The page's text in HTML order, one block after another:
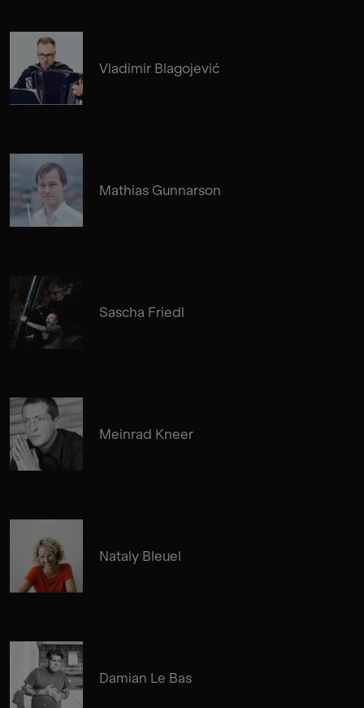
Vladimir Blagojević
Mathias Gunnarson
Sascha Friedl
Meinrad Kneer
Nataly Bleuel
Damian Le Bas